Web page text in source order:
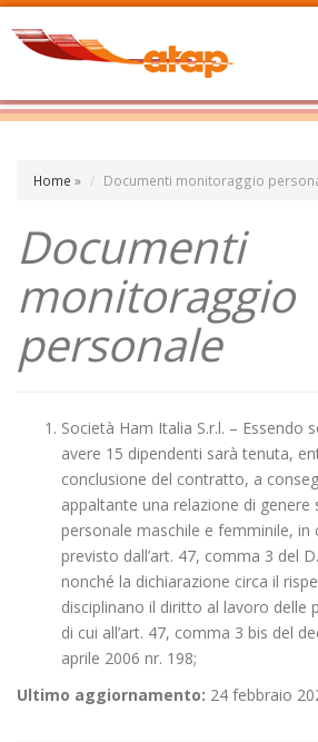
Home » Documenti monitoraggio
Documenti
monitoraggio
personale
Società Ham Italia S.r.l. – Essendo
avere 15 dipendenti sarà tenuta,
conclusione del contratto, a
appaltante una relazione di genere
personale maschile e femminile,
previsto dall’art. 47, comma 3 del
nonché la dichiarazione circa il
disciplinano il diritto al lavoro delle
di cui all’art. 47, comma 3 bis del
aprile 2006 nr. 198;
Ultimo aggiornamento: 24 febbraio